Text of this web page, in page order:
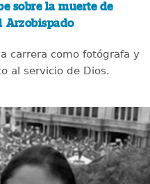
sobre la muerte de
Arzobispado
carrera como fotógrafa y
al servicio de Dios.